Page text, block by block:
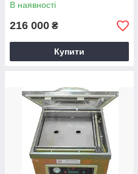
В наявності
216 000 ₴
Купити